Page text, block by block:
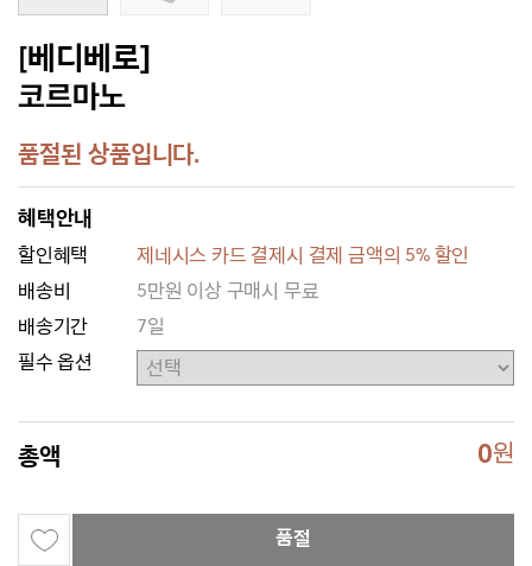
[베디베로]
코르마노
품절된 상품입니다.
혜택안내
할인혜택
제네시스 카드 결제시 결제 금액의 5% 할인
배송비
5만원 이상 구매시 무료
배송기간
7일
필수 옵션
총액 0원
품절